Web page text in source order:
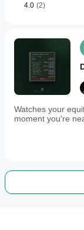
4.0 (2)
Watches your
moment you're